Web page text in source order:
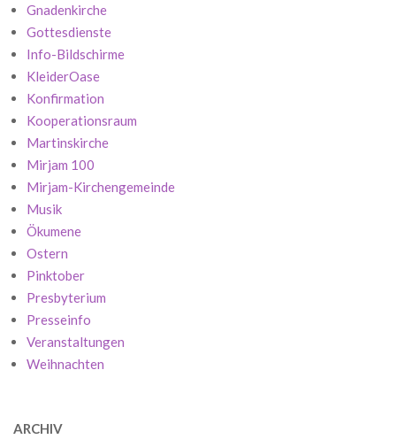
Gnadenkirche
Gottesdienste
Info-Bildschirme
KleiderOase
Konfirmation
Kooperationsraum
Martinskirche
Mirjam 100
Mirjam-Kirchengemeinde
Musik
Ökumene
Ostern
Pinktober
Presbyterium
Presseinfo
Veranstaltungen
Weihnachten
ARCHIV